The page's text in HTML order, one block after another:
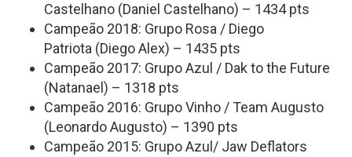
Castelhano (Daniel Castelhano) – 1434 pts
Campeão 2018: Grupo Rosa / Diego
Patriota (Diego Alex) – 1435 pts
Campeão 2017: Grupo Azul / Dak to the Future
(Natanael) – 1318 pts
Campeão 2016: Grupo Vinho / Team Augusto
(Leonardo Augusto) – 1390 pts
Campeão 2015: Grupo Azul/ Jaw Deflators